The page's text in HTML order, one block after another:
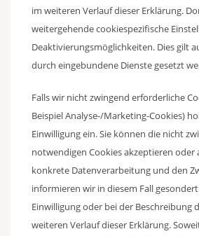
im weiteren Verlauf dieser Erklärung.
weitergehende cookiespezifische
Deaktivierungsmöglichkeiten. Dies gilt
durch eingebundene Dienste gesetzt
Falls wir nicht zwingend erforderliche
Beispiel Analyse-/Marketing-Cookies)
Einwilligung ein. Sie können die nicht
notwendigen Cookies akzeptieren oder
konkrete Datenverarbeitung und den
informieren wir in diesem Fall
Einwilligung oder bei der Beschreibung
weiteren Verlauf dieser Erklärung.